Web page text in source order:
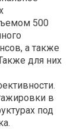
500
а также
для них
в
под